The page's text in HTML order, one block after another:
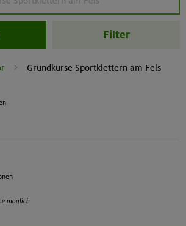
Filter
Grundkurse Sportklettern am Fels
möglich